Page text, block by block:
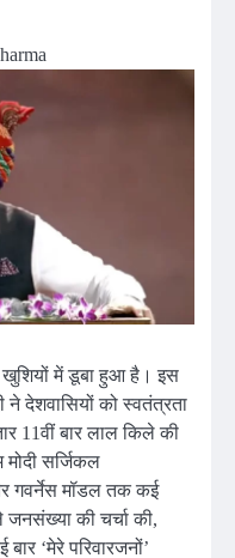
खुशियों में डूबा हुआ है। इस
ने देशवासियों को स्वतंत्रता
11वीं बार लाल किले की
मोदी सर्जिकल
गवर्नेस मॉडल तक कई
जनसंख्या की चर्चा की,
‘मेरे परिवारजनों’